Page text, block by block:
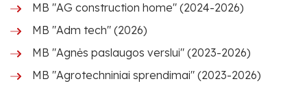
MB "AG construction home" (2024-2026)
MB "Adm tech" (2026)
MB "Agnės paslaugos verslui" (2023-2026)
MB "Agrotechniniai sprendimai" (2023-2026)